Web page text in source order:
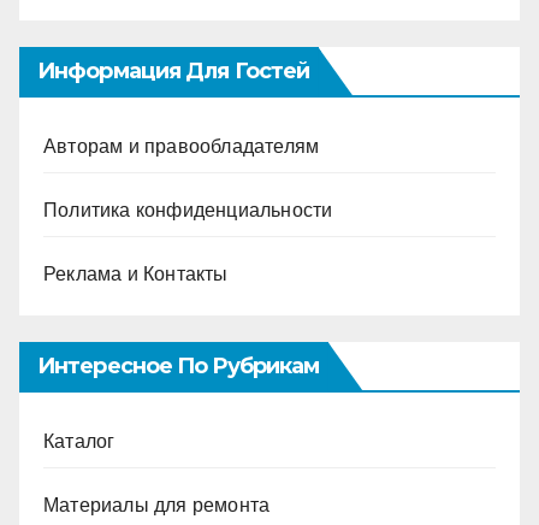
Информация Для Гостей
Авторам и правообладателям
Политика конфиденциальности
Реклама и Контакты
Интересное По Рубрикам
Каталог
Материалы для ремонта